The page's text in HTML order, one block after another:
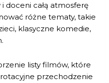
doceni całą atmosferę
różne tematy, takie
klasyczne komedie,
listy filmów, które
rotacyjne przechodzenie